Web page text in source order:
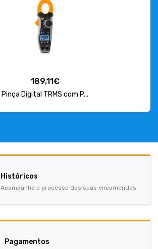
189,11€
Pinça Digital TRMS com P...
Históricos
Acompanhe o processo das suas encomendas
Pagamentos